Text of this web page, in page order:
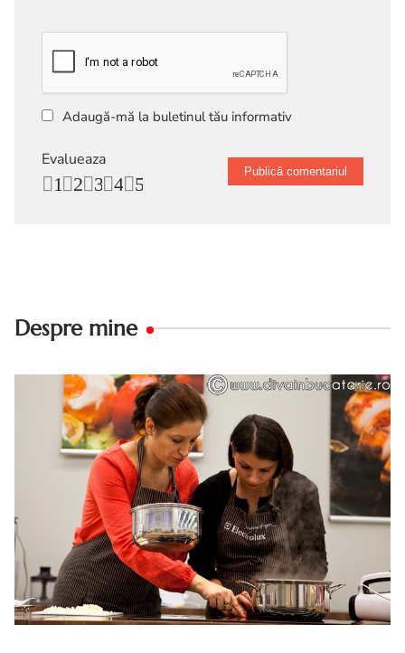
Adaugă-mă la buletinul tău informativ
Evalueaza
5
4
3
2
1
Despre mine